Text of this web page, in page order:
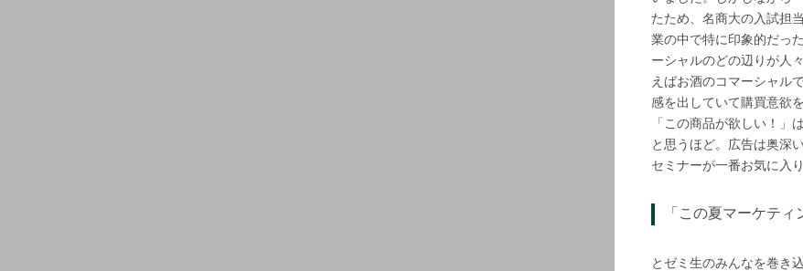
たため、名商大の入試担
業の中で特に印象的だっ
ーシャルのどの辺りが人
えばお酒のコマーシャル
感を出していて購買意欲
「この商品が欲しい！」
と思うほど。広告は奥深
セミナーが一番お気に入
「この夏マーケテ
とゼミ生のみんなを巻き